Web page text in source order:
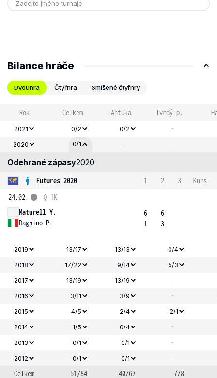
Bilance hráče
Dvouhra Čtyřhra Smíšené čtyřhry
Rok Celkem Antuka Tvrdý p.
2021 0/2 0/2 -
2020 0/1 - -
Odehrané zápasy2020
Futures 2020 1 2 3
Kurs
24.02.
Maturell Y.
Dagnino P.
Q-1K
6
1
6
3
2019 13/17 13/13
0/4
2018
17/22 9/14 5/3
2017
13/19 13/19 -
2016 3/11 3/9 -
2015
4/5 2/4
2/1
2014
1/5 0/4 -
2013 0/1 0/1 -
2012 0/1 0/1
-
Celkem
51/84 40/67 7/8